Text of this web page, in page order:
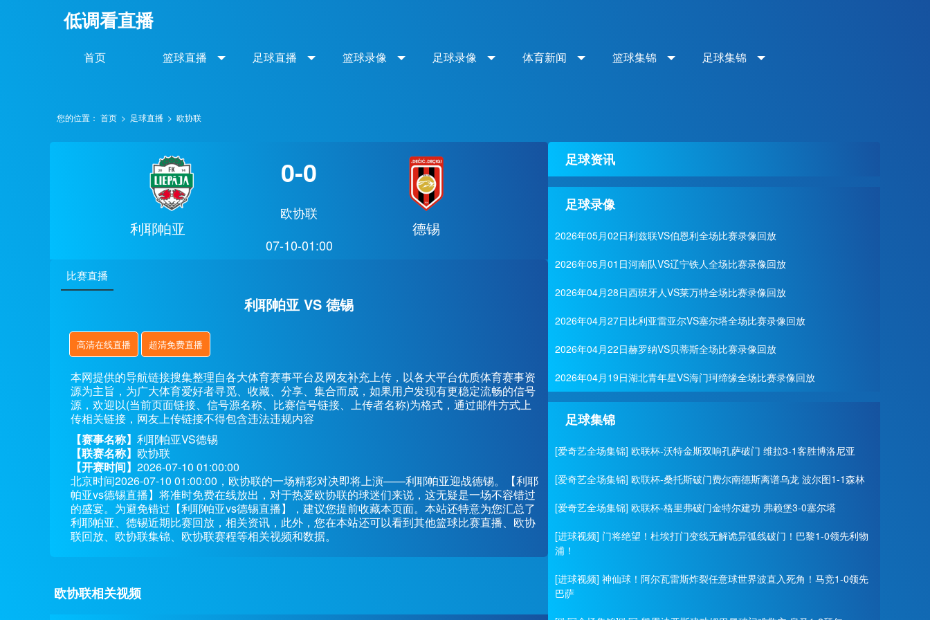
低调看直播
首页 篮球直播 足球直播 篮球录像 足球录像 体育新闻 篮球集锦 足球集锦
您的位置： 首页 > 足球直播 > 欧协联
利耶帕亚
0-0
欧协联
07-10-01:00
德锡
比赛直播
利耶帕亚 VS 德锡
高清在线直播 超清免费直播
本网提供的导航链接搜集整理自各大体育赛事平台及网友补充上传，以各大平台优质体育赛事资
源为主旨，为广大体育爱好者寻觅、收藏、分享、集合而成，如果用户发现有更稳定流畅的信号
源，欢迎以(当前页面链接、信号源名称、比赛信号链接、上传者名称)为格式，通过邮件方式上
传相关链接，网友上传链接不得包含违法违规内容
【赛事名称】 利耶帕亚VS德锡
【联赛名称】 欧协联
【开赛时间】 2026-07-10 01:00:00
北京时间2026-07-10 01:00:00，欧协联的一场精彩对决即将上演——利耶帕亚迎战德锡。【利耶
帕亚vs德锡直播】将准时免费在线放出，对于热爱欧协联的球迷们来说，这无疑是一场不容错过
的盛宴。为避免错过【利耶帕亚vs德锡直播】，建议您提前收藏本页面。本站还特意为您汇总了
利耶帕亚、德锡近期比赛回放，相关资讯，此外，您在本站还可以看到其他篮球比赛直播、欧协
联回放、欧协联集锦、欧协联赛程等相关视频和数据。
欧协联相关视频
足球资讯
足球录像
2026年05月02日利兹联VS伯恩利全场比赛录像回放
2026年05月01日河南队VS辽宁铁人全场比赛录像回放
2026年04月28日西班牙人VS莱万特全场比赛录像回放
2026年04月27日比利亚雷亚尔VS塞尔塔全场比赛录像回放
2026年04月22日赫罗纳VS贝蒂斯全场比赛录像回放
2026年04月19日湖北青年星VS海门珂缔缘全场比赛录像回放
足球集锦
[爱奇艺全场集锦] 欧联杯-沃特金斯双响孔萨破门 维拉3-1客胜博洛尼亚
[爱奇艺全场集锦] 欧联杯-桑托斯破门费尔南德斯离谱乌龙 波尔图1-1森林
[爱奇艺全场集锦] 欧联杯-格里弗破门金特尔建功 弗赖堡3-0塞尔塔
[进球视频] 门将绝望！杜埃打门变线无解诡异弧线破门！巴黎1-0领先利物
浦！
[进球视频] 神仙球！阿尔瓦雷斯炸裂任意球世界波直入死角！马竞1-0领先
巴萨